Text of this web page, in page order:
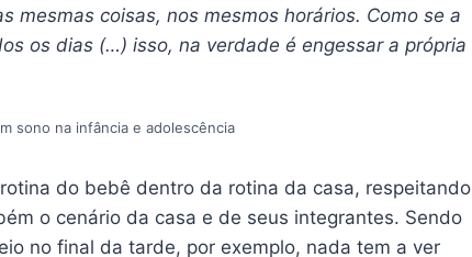
mesmas coisas, nos mesmos horários. Como se a
os dias (…) isso, na verdade é engessar a própria
sono na infância e adolescência
do bebê dentro da rotina da casa, respeitando
o cenário da casa e de seus integrantes. Sendo
no final da tarde, por exemplo, nada tem a ver